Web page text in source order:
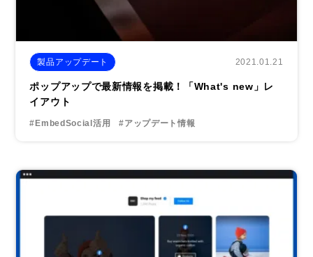
製品アップデート 2021.01.21
ポップアップで最新情報を掲載！「What's new」レ
イアウト
#EmbedSocial活用 #アップデート情報